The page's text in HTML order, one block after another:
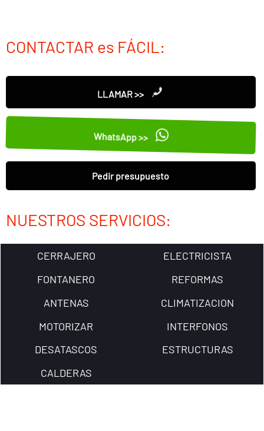
CONTACTAR es FÁCIL:
LLAMAR >>
WhatsApp >>
Pedir presupuesto
NUESTROS SERVICIOS:
CERRAJERO
ELECTRICISTA
FONTANERO
REFORMAS
ANTENAS
CLIMATIZACION
MOTORIZAR
INTERFONOS
DESATASCOS
ESTRUCTURAS
CALDERAS